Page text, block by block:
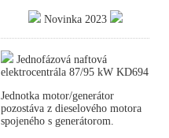
Novinka 2023
Jednofázová naftová
elektrocentrála 87/95 kW KD694
Jednotka motor/generátor
pozostáva z dieselového motora
spojeného s generátorom.